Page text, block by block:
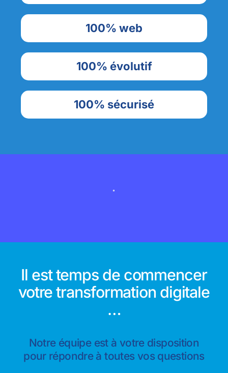
100% web
100% évolutif
100% sécurisé
Il est temps de commencer
votre transformation digitale
…
Notre équipe est à votre disposition
pour répondre à toutes vos questions